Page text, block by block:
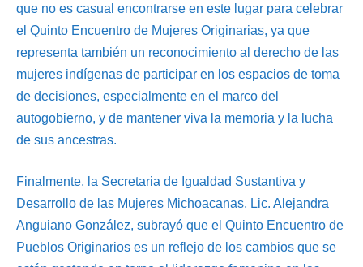
que no es casual encontrarse en este lugar para celebrar
el Quinto Encuentro de Mujeres Originarias, ya que
representa también un reconocimiento al derecho de las
mujeres indígenas de participar en los espacios de toma
de decisiones, especialmente en el marco del
autogobierno, y de mantener viva la memoria y la lucha
de sus ancestras.
Finalmente, la Secretaria de Igualdad Sustantiva y
Desarrollo de las Mujeres Michoacanas, Lic. Alejandra
Anguiano González, subrayó que el Quinto Encuentro de
Pueblos Originarios es un reflejo de los cambios que se